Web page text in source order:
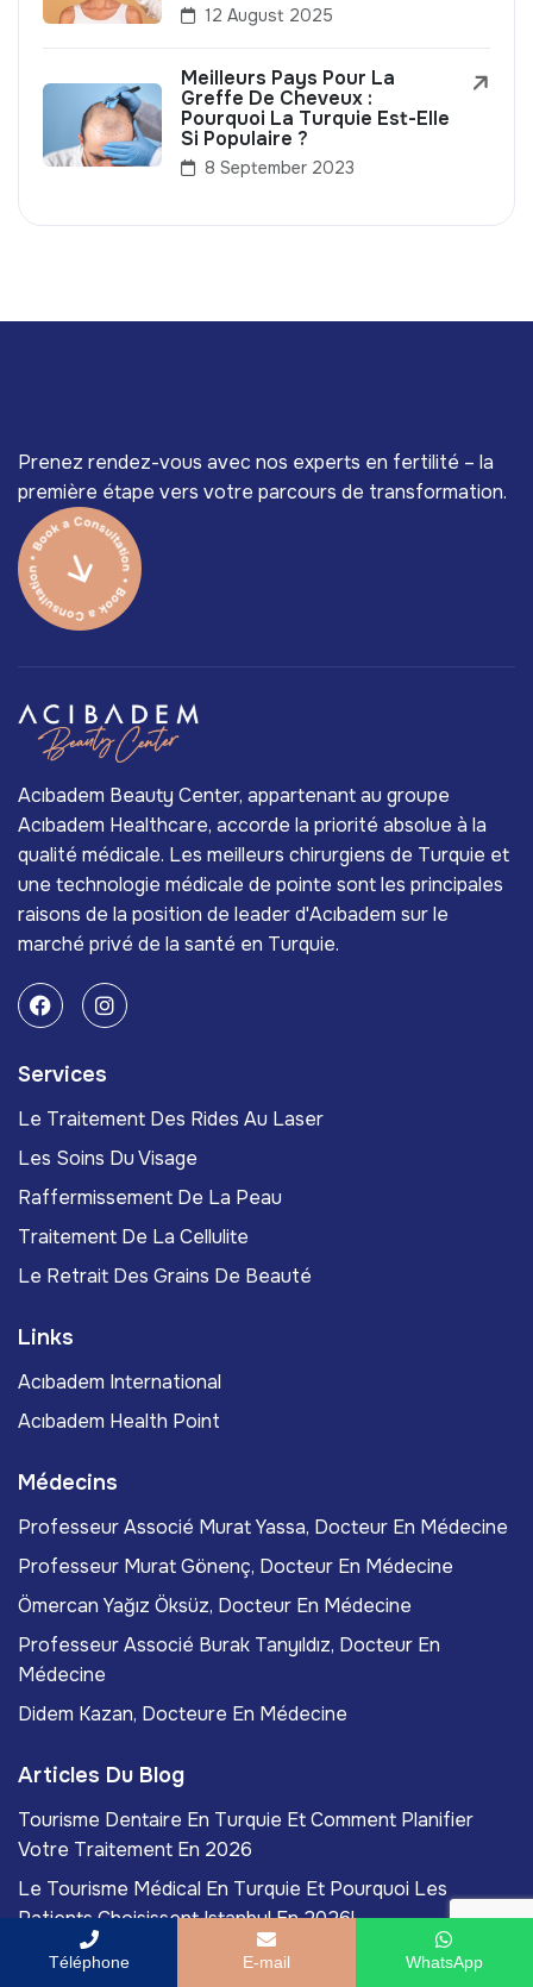
12 August 2025
Meilleurs Pays Pour La
Greffe De Cheveux :
Pourquoi La Turquie Est-Elle
Si Populaire ?
8 September 2023
Prenez rendez-vous avec nos experts en fertilité – la
première étape vers votre parcours de transformation.
Acıbadem Beauty Center, appartenant au groupe
Acıbadem Healthcare, accorde la priorité absolue à la
qualité médicale. Les meilleurs chirurgiens de Turquie et
une technologie médicale de pointe sont les principales
raisons de la position de leader d'Acıbadem sur le
marché privé de la santé en Turquie.
Services
Le Traitement Des Rides Au Laser
Les Soins Du Visage
Raffermissement De La Peau
Traitement De La Cellulite
Le Retrait Des Grains De Beauté
Links
Acıbadem International
Acıbadem Health Point
Médecins
Professeur Associé Murat Yassa, Docteur En Médecine
Professeur Murat Gönenç, Docteur En Médecine
Ömercan Yağız Öksüz, Docteur En Médecine
Professeur Associé Burak Tanyıldız, Docteur En
Médecine
Didem Kazan, Docteure En Médecine
Articles Du Blog
Tourisme Dentaire En Turquie Et Comment Planifier
Votre Traitement En 2026
Le Tourisme Médical En Turquie Et Pourquoi Les
Patients Choisissent Istanbul En 2026!
Qu'est-Ce Que L'esthétique Régénérative Et Comment
Téléphone E-mail WhatsApp